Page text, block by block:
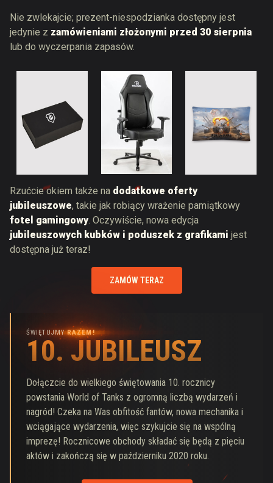
Nie zwlekajcie; prezent-niespodzianka dostępny jest
jedynie z zamówieniami złożonymi przed 30 sierpnia
lub do wyczerpania zapasów.
Rzućcie okiem także na dodatkowe oferty
jubileuszowe, takie jak robiący wrażenie pamiątkowy
fotel gamingowy. Oczywiście, nowa edycja
jubileuszowych kubków i poduszek z grafikami jest
dostępna już teraz!
ZAMÓW TERAZ
ŚWIĘTUJMY RAZEM!
10. JUBILEUSZ
10. JUBILEUSZ
Dołączcie do wielkiego świętowania 10. rocznicy
powstania World of Tanks z ogromną liczbą wydarzeń i
nagród! Czeka na Was obfitość fantów, nowa mechanika i
wciągające wydarzenia, więc szykujcie się na wspólną
imprezę! Rocznicowe obchody składać się będą z pięciu
aktów i zakończą się w październiku 2020 roku.